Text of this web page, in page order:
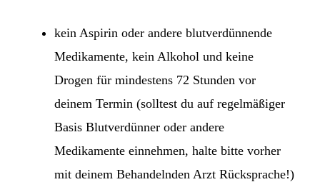
kein Aspirin oder andere blutverdünnende
Medikamente, kein Alkohol und keine
Drogen für mindestens 72 Stunden vor
deinem Termin (solltest du auf regelmäßiger
Basis Blutverdünner oder andere
Medikamente einnehmen, halte bitte vorher
mit deinem Behandelnden Arzt Rücksprache!)